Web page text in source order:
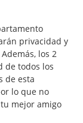
privacidad y
los 2
de todos los
de esta
lo que no
mejor amigo